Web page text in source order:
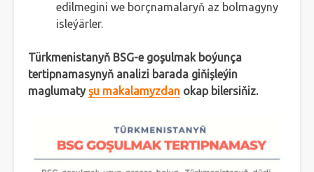
edilmegini we borçnamalaryň az bolmagyny
isleýärler.
Türkmenistanyň BSG-e goşulmak boýunça
tertipnamasynyň analizi barada giňişleýin
maglumatyşu makalamyzdan okap bilersiňiz.